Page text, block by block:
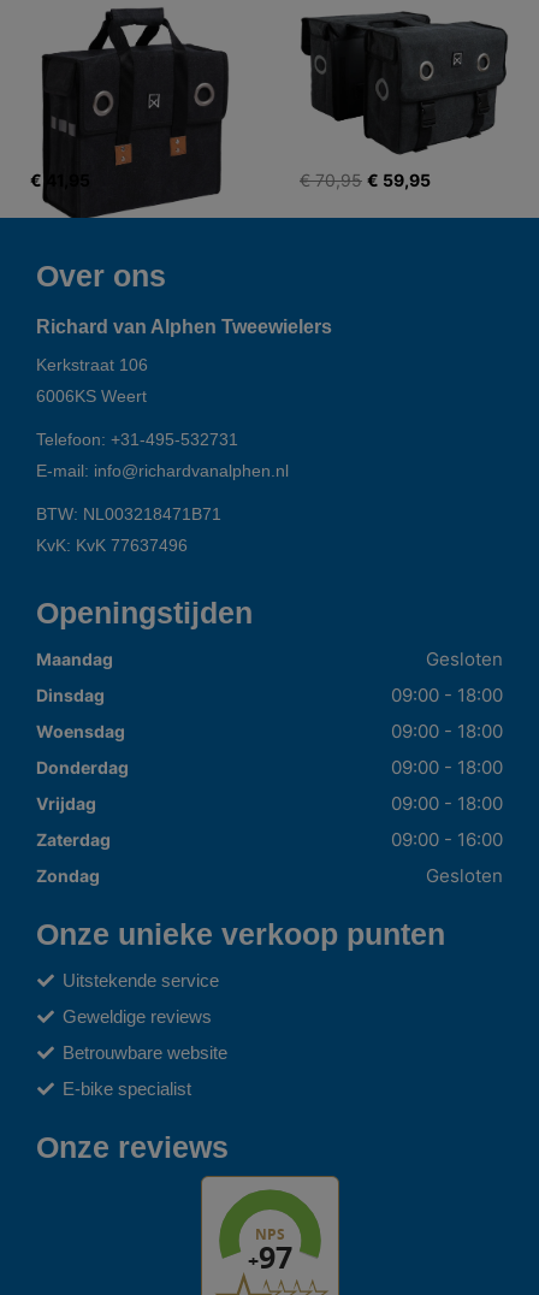
€ 41,95 € 70,95 € 59,95
Over ons
Richard van Alphen Tweewielers
Kerkstraat 106
6006KS Weert
Telefoon: +31-495-532731
E-mail: info@richardvanalphen.nl
BTW: NL003218471B71
KvK: KvK 77637496
Openingstijden
Maandag Gesloten
Dinsdag 09:00 - 18:00
Woensdag 09:00 - 18:00
Donderdag 09:00 - 18:00
Vrijdag 09:00 - 18:00
Zaterdag 09:00 - 16:00
Zondag Gesloten
Onze unieke verkoop punten
Uitstekende service
Geweldige reviews
Betrouwbare website
E-bike specialist
Onze reviews